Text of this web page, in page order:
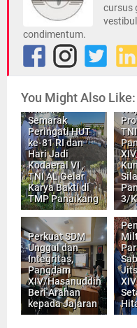
cursus
condimentum.
You Might Also Like:
Semarak
Peringati HUT
ke-81 RI dan
Hari Jadi
Kodaeral VI ,
TNI AL Gelar
Karya Bakti di
TMP Panaikang
3/
Perkuat SDM
Unggul dan
Integritas,
Pangdam
XIV/Hasanuddin
Beri Arahan
kepada Jajaran